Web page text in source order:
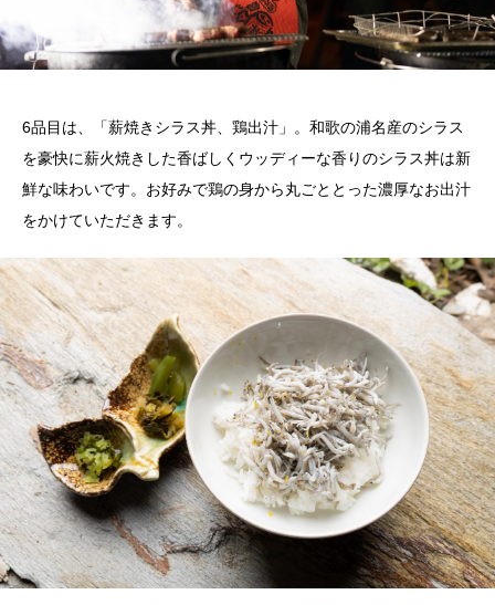
6品目は、「薪焼きシラス丼、鶏出汁」。和歌の浦名産のシラス
を豪快に薪火焼きした香ばしくウッディーな香りのシラス丼は新
鮮な味わいです。お好みで鶏の身から丸ごととった濃厚なお出汁
をかけていただきます。